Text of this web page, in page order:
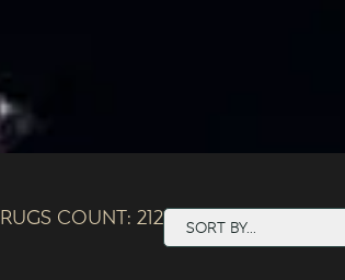
Rugs Count: 212